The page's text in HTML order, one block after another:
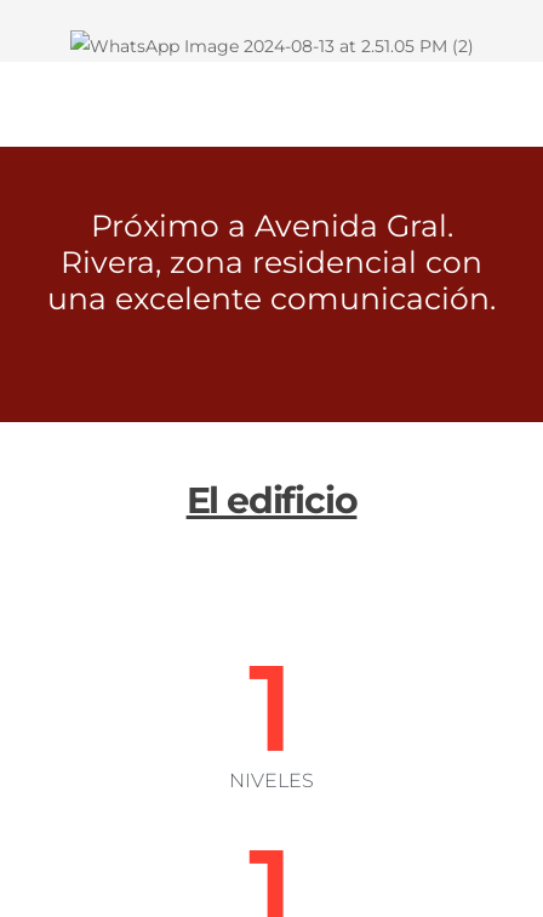
Próximo a Avenida Gral.
Rivera, zona residencial con
una excelente comunicación.
El edificio
NIVELES
1